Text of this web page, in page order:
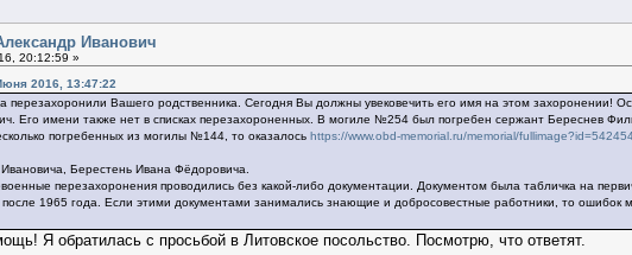
Иванович
20:12:59 »
2016, 13:47:22
перезахоронили Вашего родственника. Сегодня Вы должны увековечить его имя на этом захоронении!
Его имени также нет в списках перезахороненных. В могиле №254 был погребен сержант Береснев
погребенных из могилы №144, то оказалосьhttps://www.obd-memorial.ru/memorial/
Берестень Ивана Фёдоровича.
перезахоронения проводились без какой-либо документации. Документом была табличка на
после 1965 года. Если этими документами занимались знающие и добросовестные работники, то
Я обратилась с просьбой в Литовское посольство. Посмотрю, что ответят.